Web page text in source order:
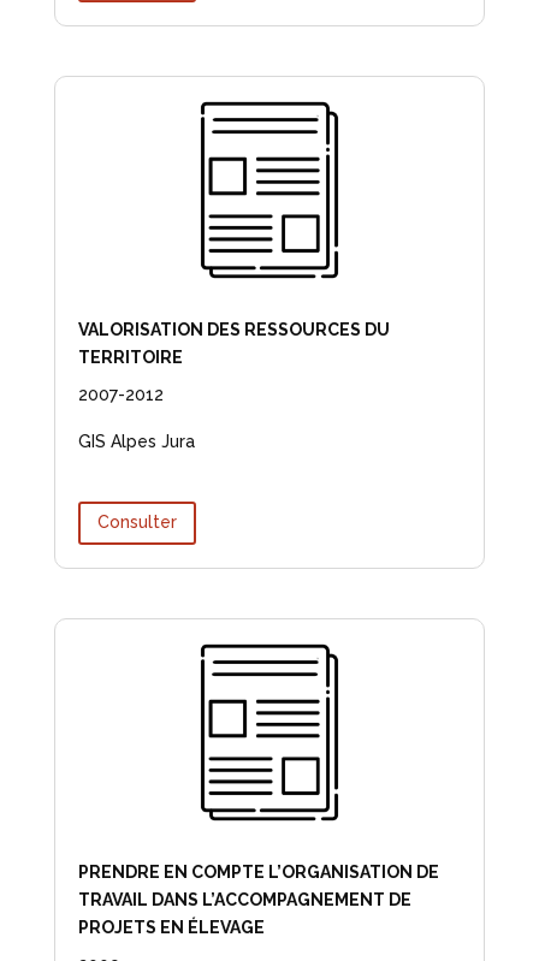
VALORISATION DES RESSOURCES DU
TERRITOIRE
2007-2012
GIS Alpes Jura
Consulter
PRENDRE EN COMPTE L’ORGANISATION DE
TRAVAIL DANS L’ACCOMPAGNEMENT DE
PROJETS EN ÉLEVAGE